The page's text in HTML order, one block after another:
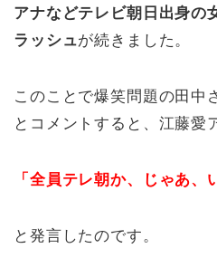
アナなどテレビ朝日出身の
ラッシュが続きました。
このことで爆笑問題の田中
とコメントすると、江藤愛
「全員テレ朝か、じゃあ、
と発言したのです。